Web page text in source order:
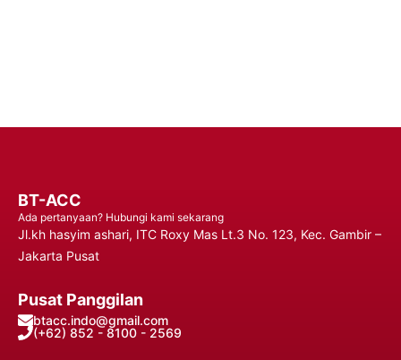
BT-ACC
Ada pertanyaan? Hubungi kami sekarang
Jl.kh hasyim ashari, ITC Roxy Mas Lt.3 No. 123, Kec. Gambir –
Jakarta Pusat
Pusat Panggilan
btacc.indo@gmail.com
(+62) 852 - 8100 - 2569